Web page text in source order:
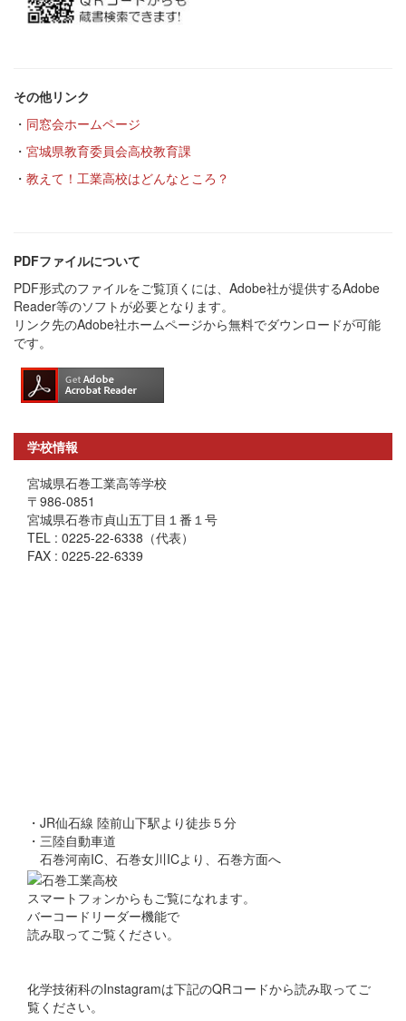
その他リンク
・ 同窓会ホームページ
・ 宮城県教育委員会高校教育課
・ 教えて！工業高校はどんなところ？
PDFファイルについて
PDF形式のファイルをご覧頂くには、Adobe社が提供するAdobe
Reader等のソフトが必要となります。
リンク先のAdobe社ホームページから無料でダウンロードが可能
です。
学校情報
宮城県石巻工業高等学校
〒986-0851
宮城県石巻市貞山五丁目１番１号
TEL : 0225-22-6338（代表）
FAX : 0225-22-6339
・JR仙石線 陸前山下駅より徒歩５分
・三陸自動車道
石巻河南IC、石巻女川ICより、石巻方面へ
スマートフォンからもご覧になれます。
バーコードリーダー機能で
読み取ってご覧ください。
化学技術科のInstagramは下記のQRコードから読み取ってご
覧ください。